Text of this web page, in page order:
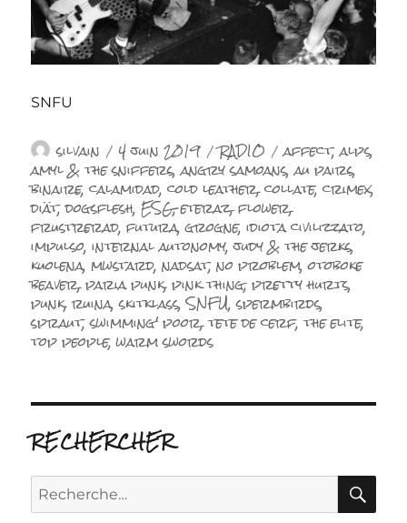
SNFU
Auteur
silvain Publié
le
4 juin 2019 Catégories
RADIO Étiquettes
affect,alps,
amyl & the sniffers,angry samoans,au pairs,
binaire,calamidad,cold leather,collate,crimex,
diät,dogsflesh,ESG,eteraz,flower,
frustrerad,futura,grogne,idiota civilizzato,
impulso,internal autonomy,judy & the jerks,
kuolena,mwstard,nadsat,no problem,otoboke
beaver,paria punk,pink thing,pretty hurts,
punk,ruina,skitklass,SNFU,spermbirds,
spraut,swimming' poor,tete de cerf,the elite,
top people,warm swords
RECHERCHER
Recherche
pour :